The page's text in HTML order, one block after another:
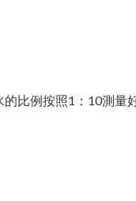
的比例按照1：10測量